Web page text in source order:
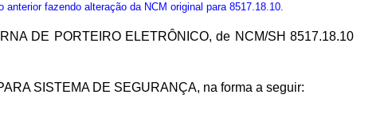
fazendo alteração da NCM original para 8517.18.10.
DE PORTEIRO ELETRÔNICO, de NCM/SH 8517.18.10
SISTEMA DE SEGURANÇA, na forma a seguir: